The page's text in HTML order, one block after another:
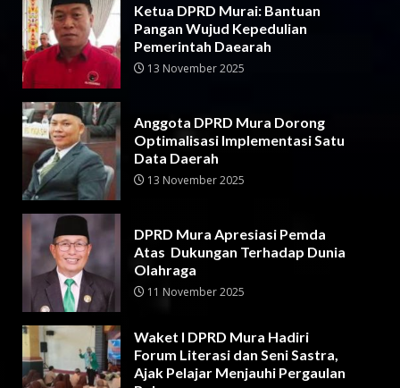
Ketua DPRD Murai: Bantuan
Pangan Wujud Kepedulian
Pemerintah Daearah
13 November 2025
Anggota DPRD Mura Dorong
Optimalisasi Implementasi Satu
Data Daerah
13 November 2025
DPRD Mura Apresiasi Pemda
Atas Dukungan Terhadap Dunia
Olahraga
11 November 2025
Waket I DPRD Mura Hadiri
Forum Literasi dan Seni Sastra,
Ajak Pelajar Menjauhi Pergaulan